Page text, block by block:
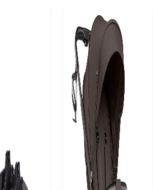
ТОВАРІВ: